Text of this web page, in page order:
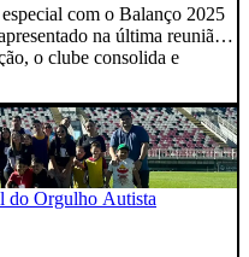
com o Balanço 2025
na última reunião
o clube consolida e
JEC Futsal — Filial,
[…]
do Orgulho Autista